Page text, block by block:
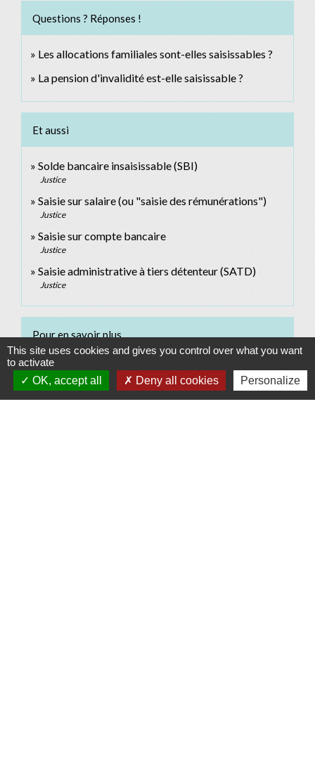
Questions ? Réponses !
Les allocations familiales sont-elles saisissables ?
La pension d'invalidité est-elle saisissable ?
Et aussi
Solde bancaire insaisissable (SBI)
Justice
Saisie sur salaire (ou "saisie des rémunérations")
Justice
Saisie sur compte bancaire
Justice
Saisie administrative à tiers détenteur (SATD)
Justice
Pour en savoir plus
Barème des saisies sur rémunérationsopen_in_new
Ministère chargé de la justice
This site uses cookies and gives you control over what you want
to activate
OK, accept all
Deny all cookies Personalize